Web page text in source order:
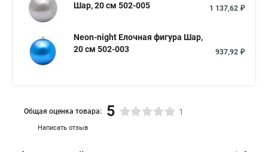
Шар, 20 см 502-005
1 137,62 ₽
Neon-night Елочная фигура Шар,
20 см 502-003
937,92 ₽
Написать отзыв
Общая оценка товара: 5 1